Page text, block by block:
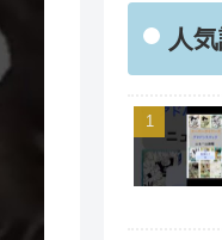
人